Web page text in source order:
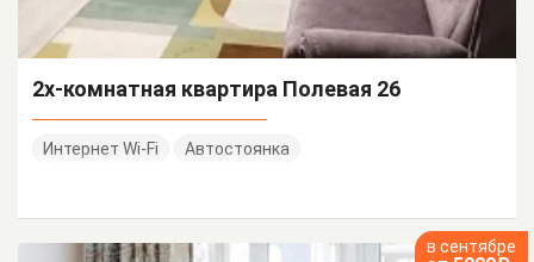
2х-комнатная квартира Полевая 26
Интернет Wi-Fi Автостоянка
в сентябре